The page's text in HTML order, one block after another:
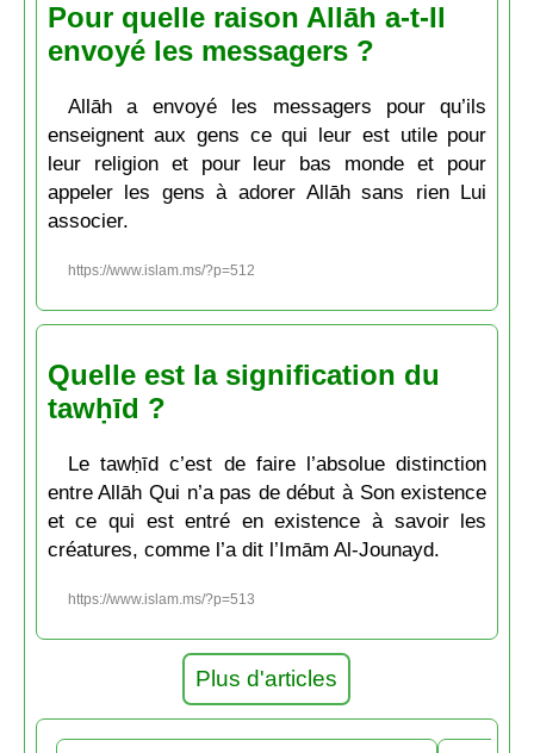
Pour quelle raison Allāh a-t-Il
envoyé les messagers ?
Allāh a envoyé les messagers pour qu’ils
enseignent aux gens ce qui leur est utile pour
leur religion et pour leur bas monde et pour
appeler les gens à adorer Allāh sans rien Lui
associer.
https://www.islam.ms/?p=512
Quelle est la signification du
tawḥīd ?
Le tawḥīd c’est de faire l’absolue distinction
entre Allāh Qui n’a pas de début à Son existence
et ce qui est entré en existence à savoir les
créatures, comme l’a dit l’Imām Al-Jounayd.
https://www.islam.ms/?p=513
Plus d'articles